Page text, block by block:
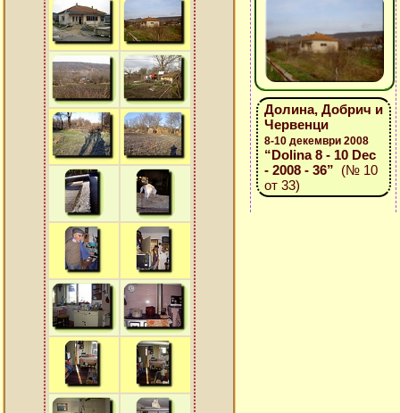
Долина, Добрич и
Червенци
8-10 декември 2008
“Dolina 8 - 10 Dec
- 2008 - 36” (№ 10
от 33)